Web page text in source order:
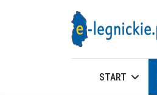
START